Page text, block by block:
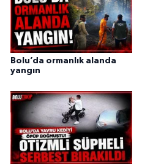
Bolu’da ormanlık alanda
yangın